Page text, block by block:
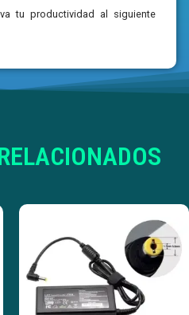
tu productividad al siguiente